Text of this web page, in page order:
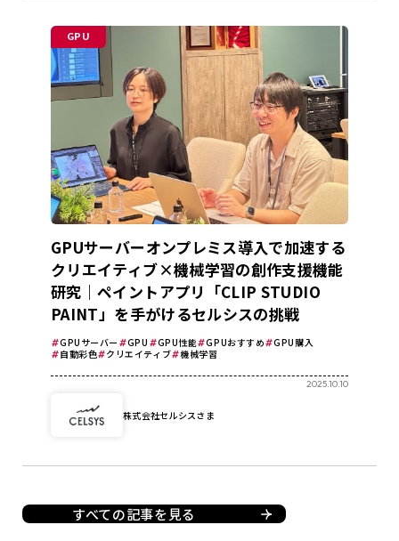
GPU
GPUサーバーオンプレミス導入で加速する
クリエイティブ×機械学習の創作支援機能
研究｜ペイントアプリ「CLIP STUDIO
PAINT」を手がけるセルシスの挑戦
GPUサーバー GPU GPU性能 GPUおすすめ
GPU購入
自動彩色
クリエイティブ 機械学習
2025.10.10
株式会社セルシスさま
すべての記事を見る